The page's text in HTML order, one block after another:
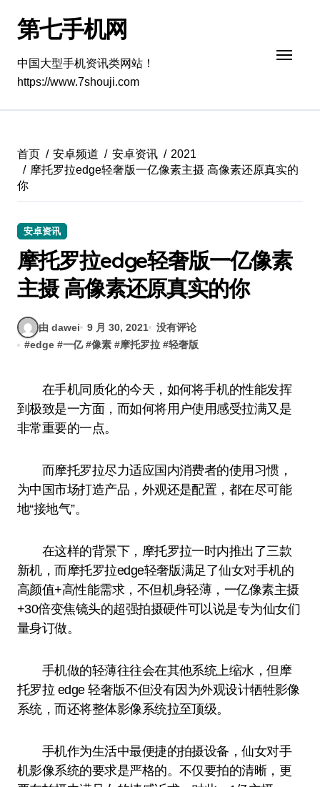
第七手机网
中国大型手机资讯类网站！
https://www.7shouji.com
首页 安卓频道 安卓资讯
2021
摩托罗拉edge轻奢版一亿像素主摄 高像素还原真实的
你
安卓资讯
摩托罗拉edge轻奢版一亿像素
主摄 高像素还原真实的你
由 dawei 9 月 30, 2021
没有评论
#edge #一亿 #像素 #摩托罗拉 #轻奢版
在手机同质化的今天，如何将手机的性能发挥
到极致是一方面，而如何将用户使用感受拉满又是
非常重要的一点。
而摩托罗拉尽力适应国内消费者的使用习惯，
为中国市场打造产品，外观还是配置，都在尽可能
地“接地气”。
在这样的背景下，摩托罗拉一时内推出了三款
新机，而摩托罗拉edge轻奢版满足了仙女对手机的
高颜值+高性能需求，不但机身轻薄，一亿像素主摄
+30倍变焦镜头的超强拍摄硬件可以说是专为仙女们
量身订做。
手机做的轻薄往往会在其他系统上缩水，但摩
托罗拉 edge 轻奢版不但没有因为外观设计牺牲影像
系统，而还将整体影像系统拉至顶级。
手机作为生活中最便捷的拍摄设备，仙女对手
机影像系统的要求是严格的。不仅要拍的清晰，更